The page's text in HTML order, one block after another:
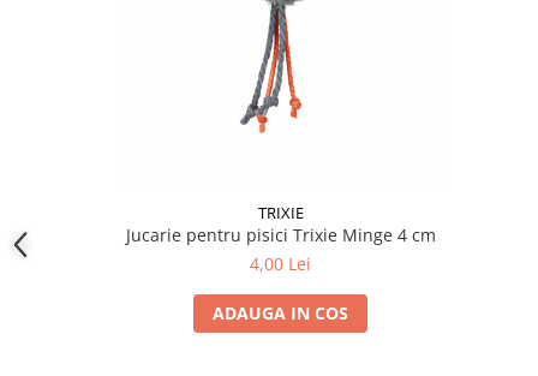
TRIXIE
Jucarie pentru pisici Trixie Minge 4 cm
4,00 Lei
ADAUGA IN COS